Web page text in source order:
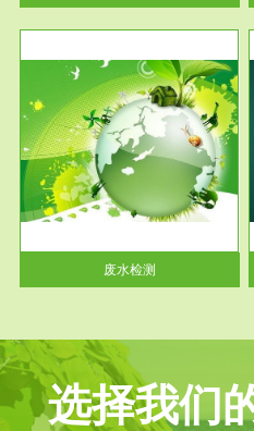
废水检测
服务范围
废气测试
检测范围工业废气检测包括有机
废气和无机废气。有机废气主要
包括...
选择我们